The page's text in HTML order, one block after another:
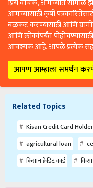
प्रिय वाचक, आमच्यात सामील
आमच्यासाठी कृषी
बळकट करण्यासाठी आणि
आणि लोकांपर्यंत
आवश्यक आहे. आपले प्रत्येक
आपण आम्हाला समर्थन
Related Topics
Kisan Credit Card
agricultural loan
किसान क्रेडिट कार्ड